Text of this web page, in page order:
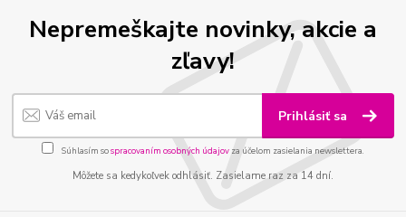
Nepremeškajte novinky, akcie a
zľavy!
Prihlásiť sa
Súhlasím sospracovaním osobných údajov za účelom zasielania newslettera.
Môžete sa kedykoľvek odhlásiť. Zasielame raz za 14 dní.